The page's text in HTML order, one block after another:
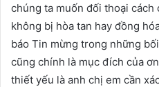
chúng ta muốn đối thoại cách
không bị hòa tan hay đồng
báo Tin mừng trong những
cũng chính là mục đích của
thiết yếu là anh chị em cần